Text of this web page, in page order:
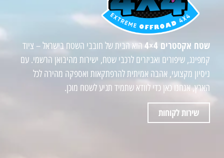
שטח אקסטרים 4×4
הוא הבית של חובבי השטח בישראל – ציוד
קמפינג, שיפורים ואביזרים לרכבי שטח, ישירות מהיבואן הרשמי. עם
ניסיון מקצועי, אהבה אמיתית להרפתקאות ואספקה מהירה לכל
הארץ, אנחנו כאן כדי לוודא שתמיד תגיע לשטח מוכן.
שירות לקוחות